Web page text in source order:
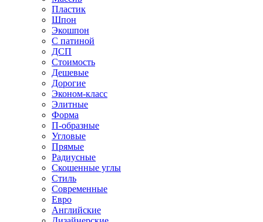
Пластик
Шпон
Экошпон
С патиной
ДСП
Стоимость
Дешевые
Дорогие
Эконом-класс
Элитные
Форма
П-образные
Угловые
Прямые
Радиусные
Скошенные углы
Стиль
Современные
Евро
Английские